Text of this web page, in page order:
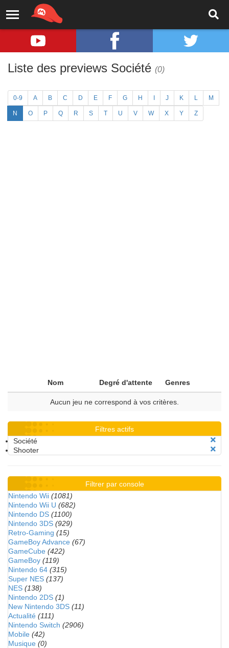
Liste des previews Société (0)
0-9 A B C D E F G H J K L M
N O P Q R S T U V W X Y Z
Nom Degré d'attente Genres
Aucun jeu ne correspond à vos critères.
Filtres actifs
Société
Shooter
Filtrer par console
Nintendo Wii (1081)
Nintendo Wii U (682)
Nintendo DS (1100)
Nintendo 3DS (929)
Retro-Gaming (15)
GameBoy Advance (67)
GameCube (422)
GameBoy (119)
Nintendo 64 (315)
Super NES (137)
NES (138)
Nintendo 2DS (1)
New Nintendo 3DS (11)
Actualité (111)
Nintendo Switch (2906)
Mobile (42)
Musique (0)